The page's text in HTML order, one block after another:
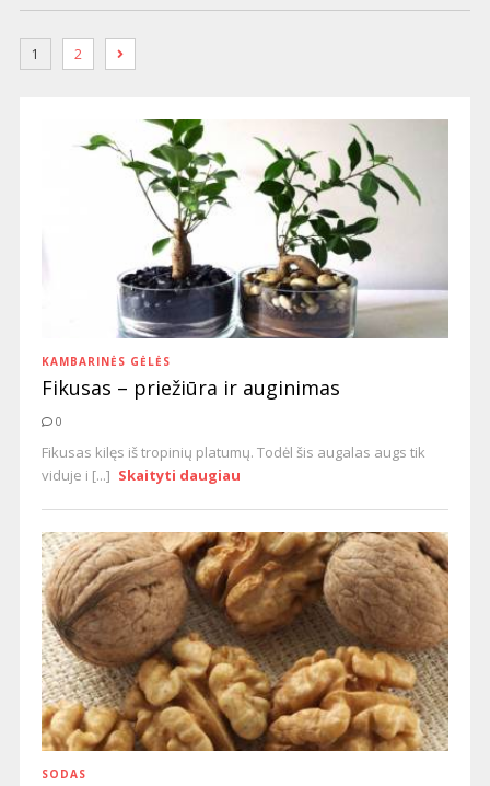
1 2
KAMBARINĖS GĖLĖS
Fikusas – priežiūra ir auginimas
0
Fikusas kilęs iš tropinių platumų. Todėl šis augalas augs tik
viduje i [...] Skaityti daugiau
SODAS